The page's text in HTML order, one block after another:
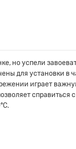
но успели
для установки в
играет
справиться